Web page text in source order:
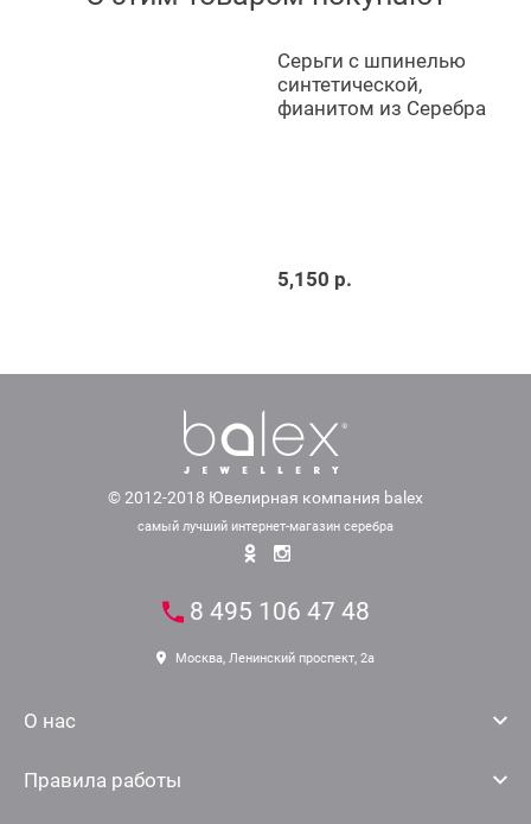
Серьги с шпинелью
синтетической,
фианитом из Серебра
5,150 р.
© 2012-2018 Ювелирная компания balex
самый лучший интернет-магазин серебра
О нас
Правила работы
8 495 106 47 48
Москва, Ленинский проспект, 2а